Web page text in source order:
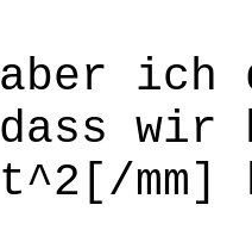
aber ich
dass wir
t^2[/mm]